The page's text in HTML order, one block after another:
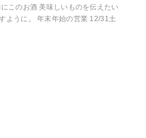
このお酒 美味しいものを伝えたい
ように。 年末年始の営業 12/31土